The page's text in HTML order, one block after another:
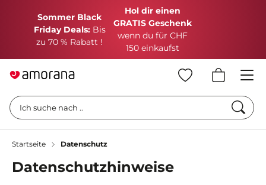
Sommer Black
Friday Deals: Bis
zu 70 % Rabatt !
Hol dir einen
GRATIS Geschenk
wenn du für CHF
150 einkaufst
Ich suche nach ..
Startseite Datenschutz
Datenschutzhinweise